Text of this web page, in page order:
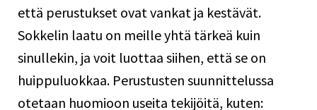
että perustukset ovat vankat ja kestävät.
Sokkelin laatu on meille yhtä tärkeä kuin
sinullekin, ja voit luottaa siihen, että se on
huippuluokkaa. Perustusten suunnittelussa
otetaan huomioon useita tekijöitä, kuten: